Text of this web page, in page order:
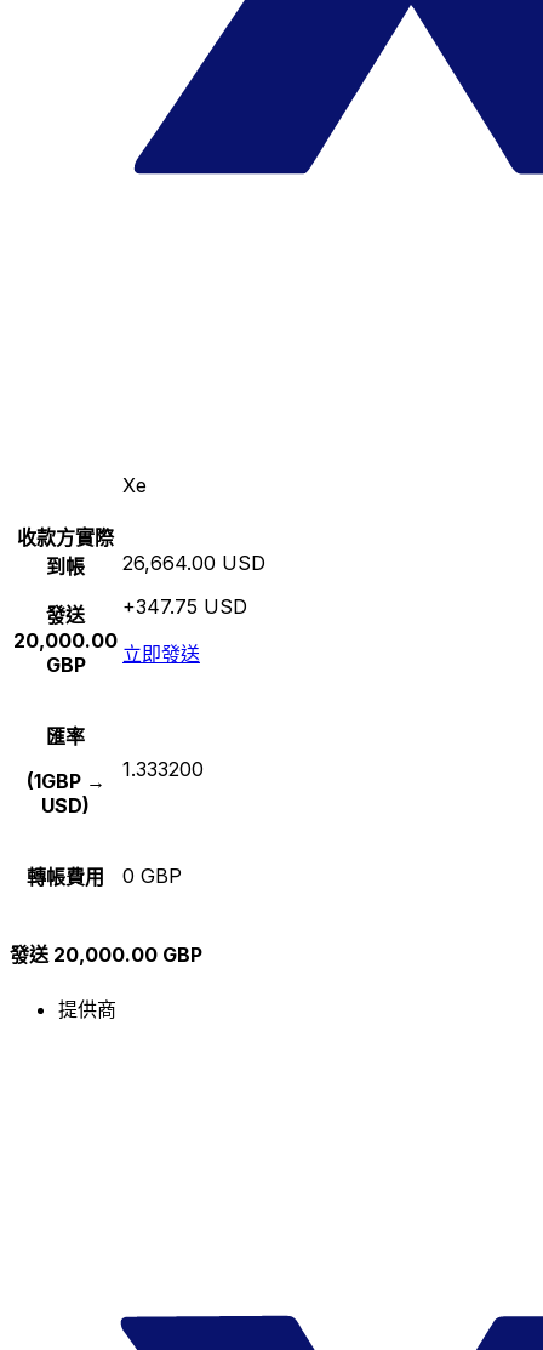
Xe
收款方實際
到帳
發送
20,000.00
GBP
26,664.00 USD
+347.75 USD
立即發送
匯率
(1GBP →
USD)
1.333200
轉帳費用 0 GBP
發送 20,000.00 GBP
提供商